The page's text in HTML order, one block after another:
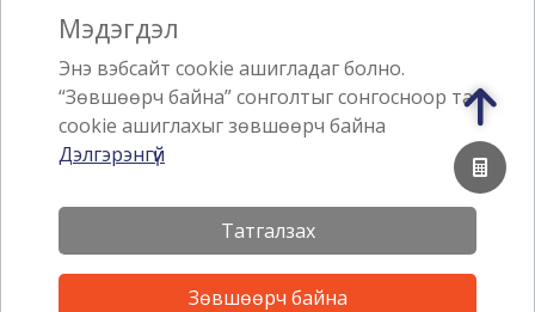
Аппликэйшн татах
Мэдэгдэл
Энэ вэбсайт cookie ашигладаг болно.
“Зөвшөөрч байна” сонголтыг сонгосноор та
cookie ашиглахыг зөвшөөрч байна
Дэлгэрэнгүй
Татгалзах
Зөвшөөрч байна